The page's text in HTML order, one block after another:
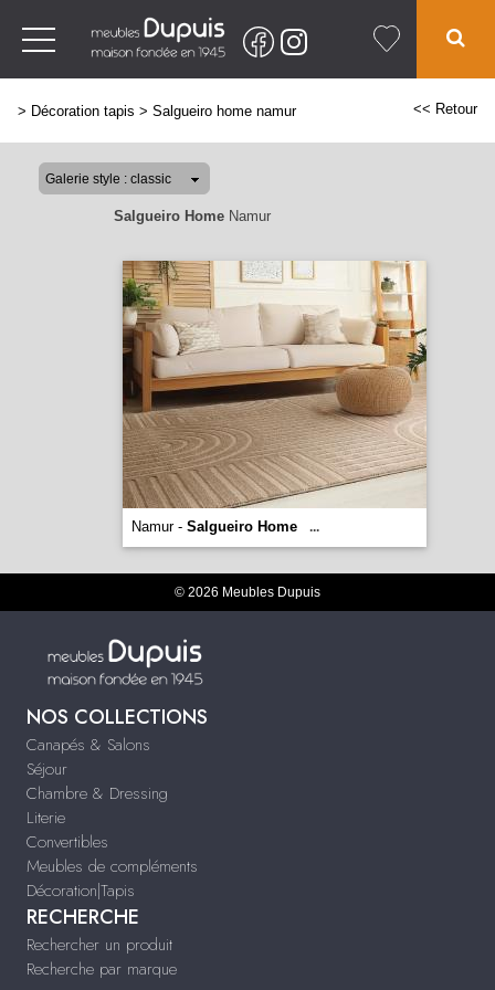
> Décoration tapis > Salgueiro home namur << Retour
Salgueiro HomeNamur
Namur - Salgueiro Home ...
© 2026 Meubles Dupuis
NOS COLLECTIONS
Canapés & Salons
Séjour
Chambre & Dressing
Literie
Convertibles
Meubles de compléments
Décoration|Tapis
RECHERCHE
Rechercher un produit
Recherche par marque